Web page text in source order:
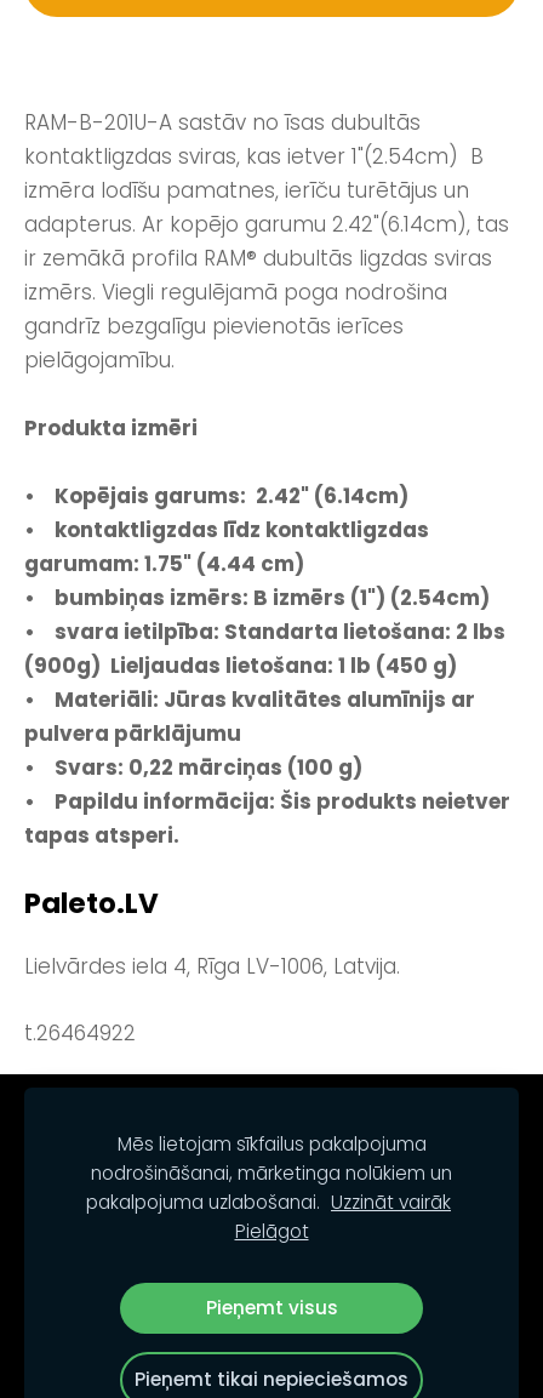
Paleto.LV
Lielvārdes iela 4, Rīga LV-1006, Latvija.
t.26464922
RAM-B-201U-A sastāv no īsas dubultās
kontaktligzdas sviras, kas ietver 1"(2.54cm) B
izmēra lodīšu pamatnes, ierīču turētājus un
adapterus. Ar kopējo garumu 2.42"(6.14cm), tas
ir zemākā profila RAM® dubultās ligzdas sviras
izmērs. Viegli regulējamā poga nodrošina
gandrīz bezgalīgu pievienotās ierīces
pielāgojamību.
Produkta izmēri
• Kopējais garums: 2.42" (6.14cm)
• kontaktligzdas līdz kontaktligzdas
garumam: 1.75" (4.44 cm)
• bumbiņas izmērs: B izmērs (1") (2.54cm)
• svara ietilpība: Standarta lietošana: 2 lbs
(900g) Lieljaudas lietošana: 1 lb (450 g)
• Materiāli: Jūras kvalitātes alumīnijs ar
pulvera pārklājumu
• Svars: 0,22 mārciņas (100 g)
• Papildu informācija: Šis produkts neietver
tapas atsperi.
© PALETO.LV
Mēs lietojam sīkfailus pakalpojuma
nodrošināšanai, mārketinga nolūkiem un
pakalpojuma uzlabošanai. Uzzināt vairāk
Pielāgot
Pieņemt visus
Pieņemt tikai nepieciešamos